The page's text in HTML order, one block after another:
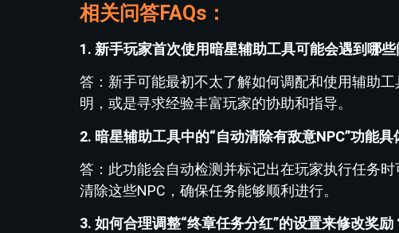
相关问答FAQs：
1. 新手玩家首次使用暗星辅助工具可能会遇到哪些
答：新手可能最初不太了解如何调配和使用辅助
明，或是寻求经验丰富玩家的协助和指导。
2. 暗星辅助工具中的“自动清除有敌意NPC”功能具
答：此功能会自动检测并标记出在玩家执行任务
清除这些NPC，确保任务能够顺利进行。
3. 如何合理调整“终章任务分红”的设置来修改奖励